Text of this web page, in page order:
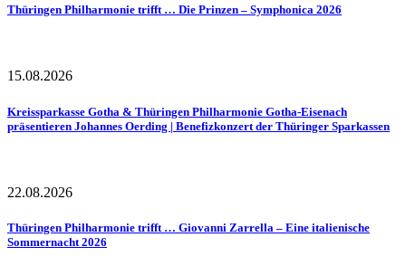
Thüringen Philharmonie trifft … Die Prinzen – Symphonica 2026
15.08.2026
Kreissparkasse Gotha & Thüringen Philharmonie Gotha-Eisenach
präsentieren Johannes Oerding | Benefizkonzert der Thüringer Sparkassen
22.08.2026
Thüringen Philharmonie trifft … Giovanni Zarrella – Eine italienische
Sommernacht 2026